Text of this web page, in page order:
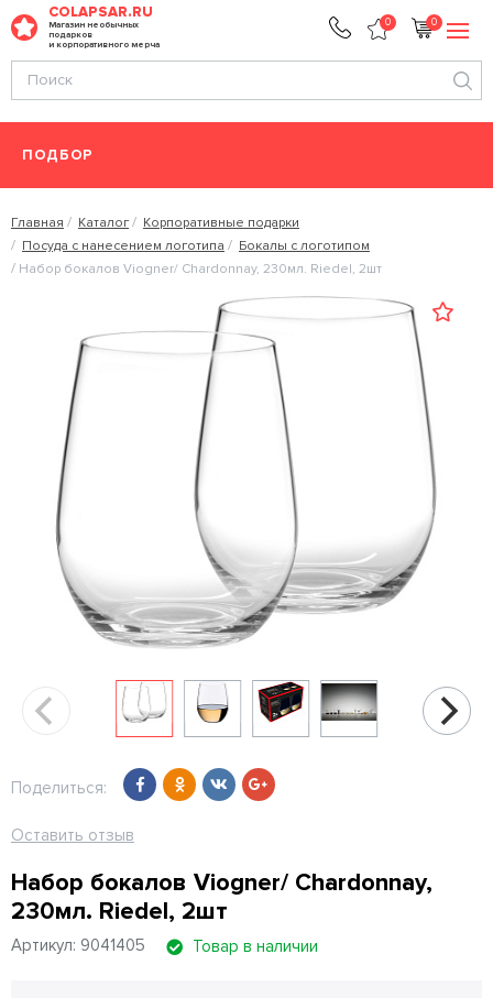
COLAPSAR.RU
Магазин необычных
подарков
и корпоративного мерча
0 0
ПОДБОР
Главная Каталог
Корпоративные подарки
Посуда с нанесением логотипа
Бокалы с логотипом
Набор бокалов Viogner/ Chardonnay, 230мл. Riedel, 2шт
Поделиться:
Оставить отзыв
Набор бокалов Viogner/ Chardonnay,
230мл. Riedel, 2шт
Артикул: 9041405 Товар в наличии